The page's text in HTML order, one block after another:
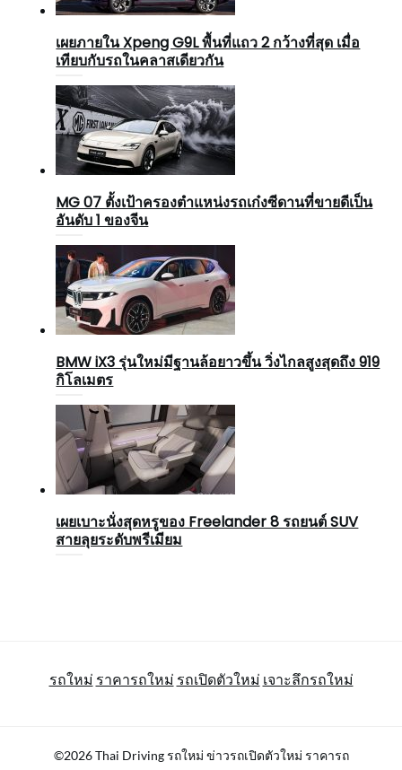
เผยภายใน Xpeng G9L พื้นที่แถว 2 กว้างที่สุด เมื่อ
เทียบกับรถในคลาสเดียวกัน
MG 07 ตั้งเป้าครองตำแหน่งรถเก๋งซีดานที่ขายดีเป็น
อันดับ 1 ของจีน
BMW iX3 รุ่นใหม่มีฐานล้อยาวขึ้น วิ่งไกลสูงสุดถึง 919
กิโลเมตร
เผยเบาะนั่งสุดหรูของ Freelander 8 รถยนต์ SUV
สายลุยระดับพรีเมียม
รถใหม่ ราคารถใหม่ รถเปิดตัวใหม่ เจาะลึกรถใหม่
©2026 Thai Driving รถใหม่ ข่าวรถเปิดตัวใหม่ ราคารถ